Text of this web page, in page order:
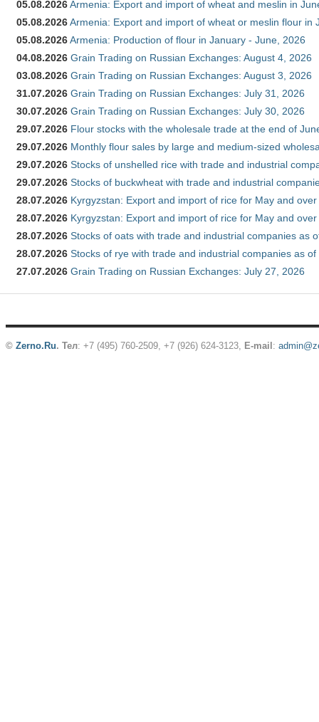
05.08.2026Armenia: Export and import of wheat and meslin in
05.08.2026Armenia: Export and import of wheat or meslin flour in
05.08.2026Armenia: Production of flour in January - June, 2026
04.08.2026 Grain Trading on Russian Exchanges: August 4, 2026
03.08.2026 Grain Trading on Russian Exchanges: August 3, 2026
31.07.2026 Grain Trading on Russian Exchanges: July 31, 2026
30.07.2026 Grain Trading on Russian Exchanges: July 30, 2026
29.07.2026 Flour stocks with the wholesale trade at the end of
29.07.2026 Monthly flour sales by large and medium-sized
29.07.2026 Stocks of unshelled rice with trade and industrial
29.07.2026 Stocks of buckwheat with trade and industrial
28.07.2026 Kyrgyzstan: Export and import of rice for May and
28.07.2026 Kyrgyzstan: Export and import of rice for May and
28.07.2026 Stocks of oats with trade and industrial companies as
28.07.2026 Stocks of rye with trade and industrial companies as
27.07.2026 Grain Trading on Russian Exchanges: July 27, 2026
© Zerno.Ru. Тел: +7 (495) 760-2509, +7 (926) 624-3123, E-mail :